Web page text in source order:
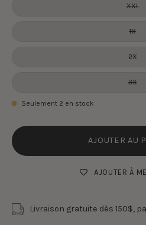
XXL
1X
2X
3X
Seulement 2 en stock
AJOUTER AU
AJOUTER À
Livraison gratuite dès 150$,